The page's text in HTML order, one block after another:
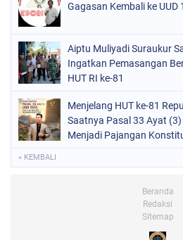
Gagasan Kembali ke UUD
Aiptu Muliyadi Suraukur
Ingatkan Pemasangan
HUT RI ke-81
Menjelang HUT ke-81
Saatnya Pasal 33 Ayat
Menjadi Pajangan
« KEMBALI
Beranda
Redaksi
Sitemap